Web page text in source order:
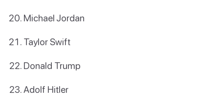
Michael Jordan
Taylor Swift
Donald Trump
Adolf Hitler